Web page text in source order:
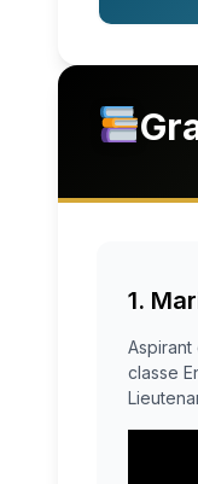
1.
Aspirant
classe